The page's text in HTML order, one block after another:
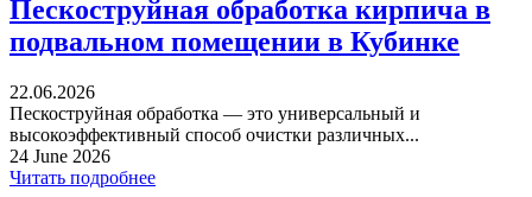
Пескоструйная обработка кирпича в
подвальном помещении в Кубинке
22.06.2026
Пескоструйная обработка — это универсальный и
высокоэффективный способ очистки различных...
24 June 2026
Читать подробнее